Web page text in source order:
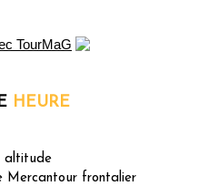
HEURE
altitude
Mercantour frontalier